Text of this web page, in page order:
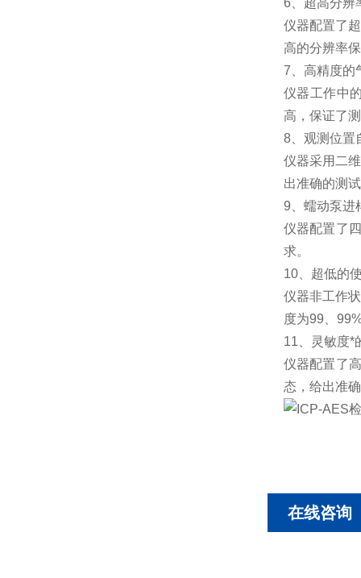
6、超高分辨
仪器配置了
高的分辨率
7、高精度的
仪器工作中
高，保证了
8、观测位置
仪器采用二
出准确的测
9、蠕动泵进
仪器配置了
求。
10、超低的
仪器非工作
度为99、
11、灵敏度*
仪器配置了
态，给出准
在线咨询